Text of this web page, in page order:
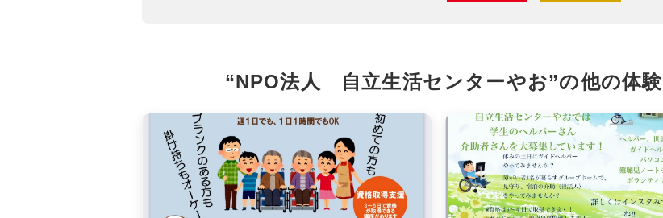
URLをコピー
“NPO法人 自立生活センターやお”の他の体験